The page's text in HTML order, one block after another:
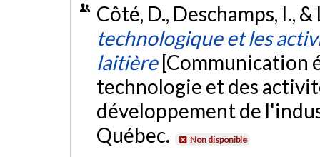
Côté, D., Deschamps, I.,
technologique et les
laitière [Communication
technologie et des
développement de
Québec.
Non disponible